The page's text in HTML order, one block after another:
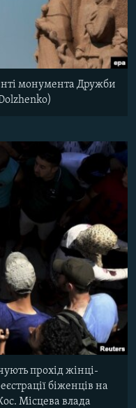
монумента Дружби
прохід жінці-
біженців на
Місцева влада